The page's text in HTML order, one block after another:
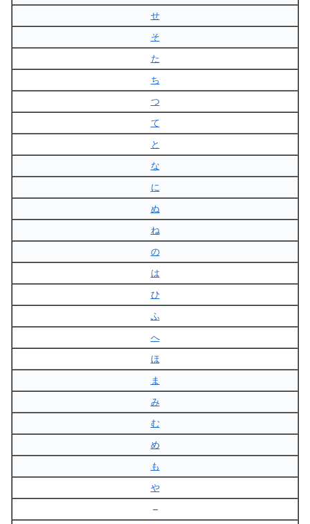
せ
そ
た
ち
つ
て
と
な
に
ぬ
ね
の
は
ひ
ふ
へ
ほ
ま
み
む
め
も
や
–